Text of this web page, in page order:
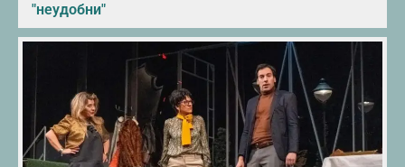
"неудобни"